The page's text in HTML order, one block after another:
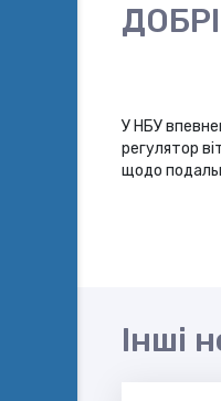
У НБУ
регулятор
щодо
Інші